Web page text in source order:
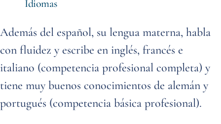
Idiomas
Además del español, su lengua materna, habla
con fluidez y escribe en inglés, francés e
italiano (competencia profesional completa) y
tiene muy buenos conocimientos de alemán y
portugués (competencia básica profesional).